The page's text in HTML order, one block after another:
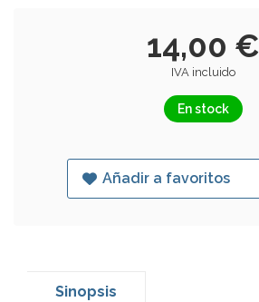
14,00 €
IVA incluido
En stock
Añadir a favoritos
Sinopsis